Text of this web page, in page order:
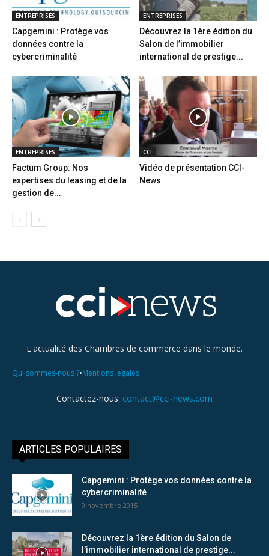
ENTREPRISES
Capgemini : Protège vos
données contre la
cybercriminalité
ENTREPRISES
Découvrez la 1ère édition du
Salon de l’immobilier
international de prestige...
ENTREPRISES
Factum Group: Nos
expertises du leasing et de la
gestion de...
CCI
Vidéo de présentation CCI-
News
L'actualité des Chambres de commerce dans le monde.
Qui sommes-nous ?•Mentions légales
Contactez-nous: contact@cci-news.com
ARTICLES POPULAIRES
Capgemini : Protège vos données contre la
cybercriminalité
9 novembre 2015
Découvrez la 1ère édition du Salon de
l’immobilier international de prestige...